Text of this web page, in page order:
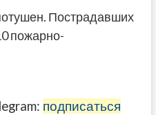
Пострадавших
пожарно-
подписаться